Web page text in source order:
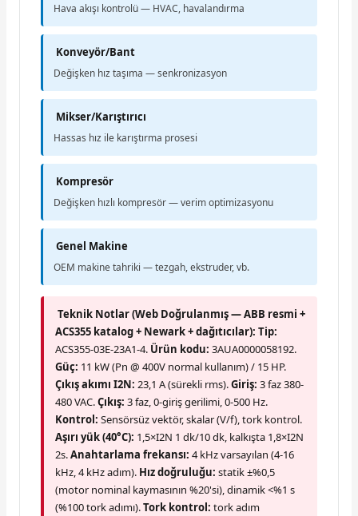
Hava akışı kontrolü — HVAC, havalandırma
Konveyör/Bant
Değişken hız taşıma — senkronizasyon
Mikser/Karıştırıcı
Hassas hız ile karıştırma prosesi
Kompresör
Değişken hızlı kompresör — verim optimizasyonu
Genel Makine
OEM makine tahriki — tezgah, ekstruder, vb.
Teknik Notlar (Web Doğrulanmış — ABB resmi +
ACS355 katalog + Newark + dağıtıcılar): Tip:
ACS355-03E-23A1-4. Ürün kodu: 3AUA0000058192.
Güç: 11 kW (Pn @ 400V normal kullanım) / 15 HP.
Çıkış akımı I2N: 23,1 A (sürekli rms).Giriş: 3 faz 380-
480 VAC.Çıkış: 3 faz, 0-giriş gerilimi, 0-500 Hz.
Kontrol: Sensörsüz vektör, skalar (V/f), tork kontrol.
Aşırı yük (40°C): 1,5×I2N 1 dk/10 dk, kalkışta 1,8×I2N
2s.Anahtarlama frekansı: 4 kHz varsayılan (4-16
kHz, 4 kHz adım). Hız doğruluğu: statik ±%0,5
(motor nominal kaymasının %20'si), dinamik <%1 s
(%100 tork adımı).Tork kontrol: tork adım